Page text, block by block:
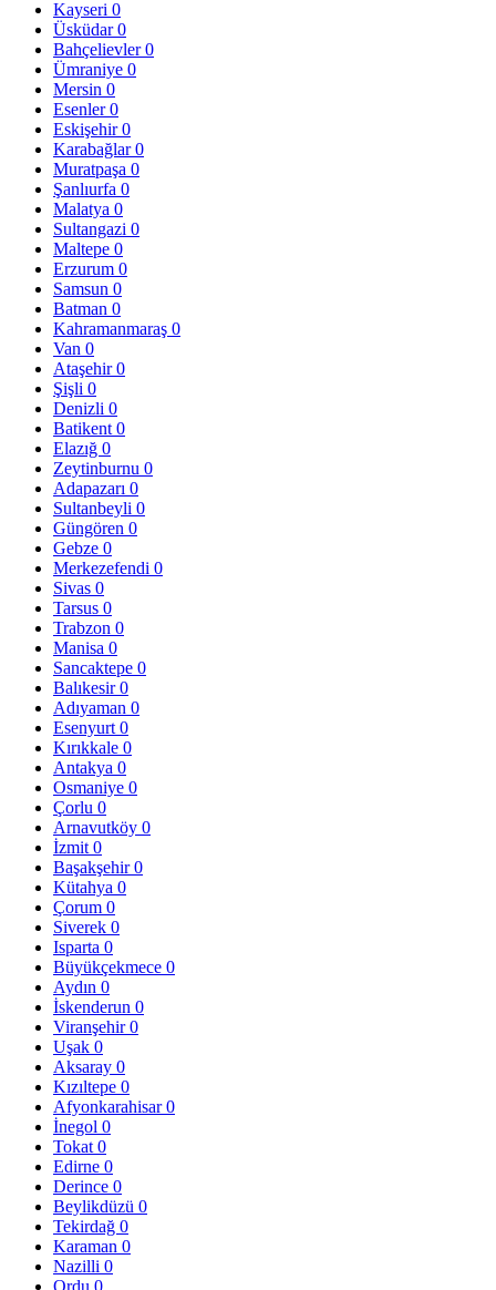
Kayseri 0
Üsküdar0
Bahçelievler0
Ümraniye 0
Mersin 0
Esenler0
Eskişehir0
Karabağlar0
Muratpaşa 0
Şanlıurfa 0
Malatya 0
Sultangazi 0
Maltepe 0
Erzurum 0
Samsun 0
Batman 0
Kahramanmaraş 0
Van 0
Ataşehir0
Şişli 0
Denizli 0
Batikent 0
Elazığ 0
Zeytinburnu 0
Adapazarı 0
Sultanbeyli 0
Güngören 0
Gebze 0
Merkezefendi 0
Sivas 0
Tarsus 0
Trabzon 0
Manisa 0
Sancaktepe 0
Balıkesir0
Adıyaman 0
Esenyurt 0
Kırıkkale 0
Antakya 0
Osmaniye 0
Çorlu 0
Arnavutköy 0
İzmit 0
Başakşehir0
Kütahya 0
Çorum 0
Siverek 0
Isparta 0
Büyükçekmece 0
Aydın 0
İskenderun 0
Viranşehir0
Uşak 0
Aksaray 0
Kızıltepe 0
Afyonkarahisar0
İnegol 0
Tokat 0
Edirne 0
Derince 0
Beylikdüzü 0
Tekirdağ 0
Karaman 0
Nazilli 0
Ordu 0